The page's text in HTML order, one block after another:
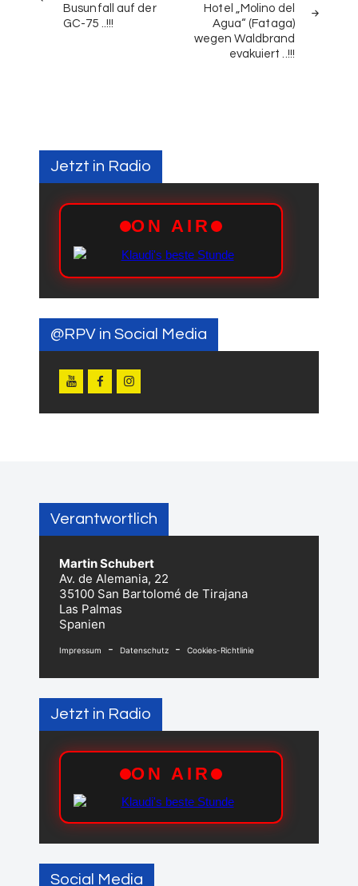
Busunfall auf der
GC-75 ..!!!
Hotel „Molino del
Agua“ (Fataga)
wegen Waldbrand
evakuiert ..!!!
Jetzt in Radio
@RPV in Social Media
Verantwortlich
Martin Schubert
Av. de Alemania, 22
35100 San Bartolomé de Tirajana
Las Palmas
Spanien
Impressum - Datenschutz - Cookies-Richtlinie
Jetzt in Radio
Social Media